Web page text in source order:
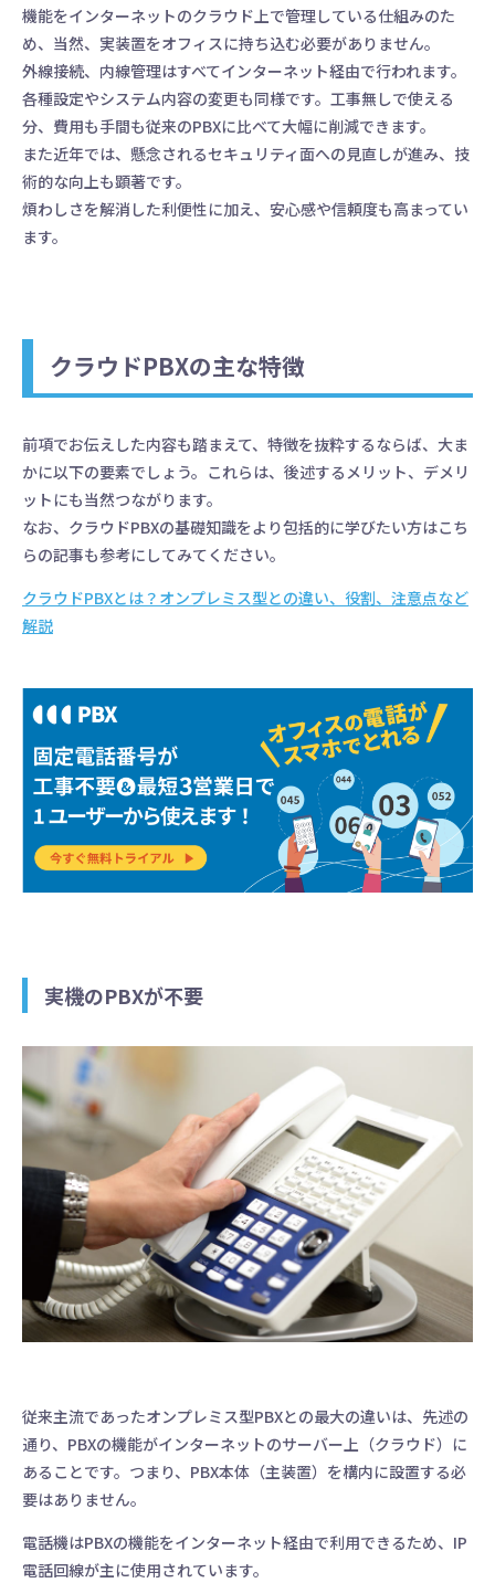
機能をインターネットのクラウド上で管理している仕組みのた
め、当然、実装置をオフィスに持ち込む必要がありません。
外線接続、内線管理はすべてインターネット経由で行われます。
各種設定やシステム内容の変更も同様です。工事無しで使える
分、費用も手間も従来のPBXに比べて大幅に削減できます。
また近年では、懸念されるセキュリティ面への見直しが進み、技
術的な向上も顕著です。
煩わしさを解消した利便性に加え、安心感や信頼度も高まってい
ます。
クラウドPBXの主な特徴
前項でお伝えした内容も踏まえて、特徴を抜粋するならば、大ま
かに以下の要素でしょう。これらは、後述するメリット、デメリ
ットにも当然つながります。
なお、クラウドPBXの基礎知識をより包括的に学びたい方はこち
らの記事も参考にしてみてください。
クラウドPBXとは？オンプレミス型との違い、役割、注意点など
解説
実機のPBXが不要
従来主流であったオンプレミス型PBXとの最大の違いは、先述の
通り、PBXの機能がインターネットのサーバー上（クラウド）に
あることです。つまり、PBX本体（主装置）を構内に設置する必
要はありません。
電話機はPBXの機能をインターネット経由で利用できるため、IP
電話回線が主に使用されています。